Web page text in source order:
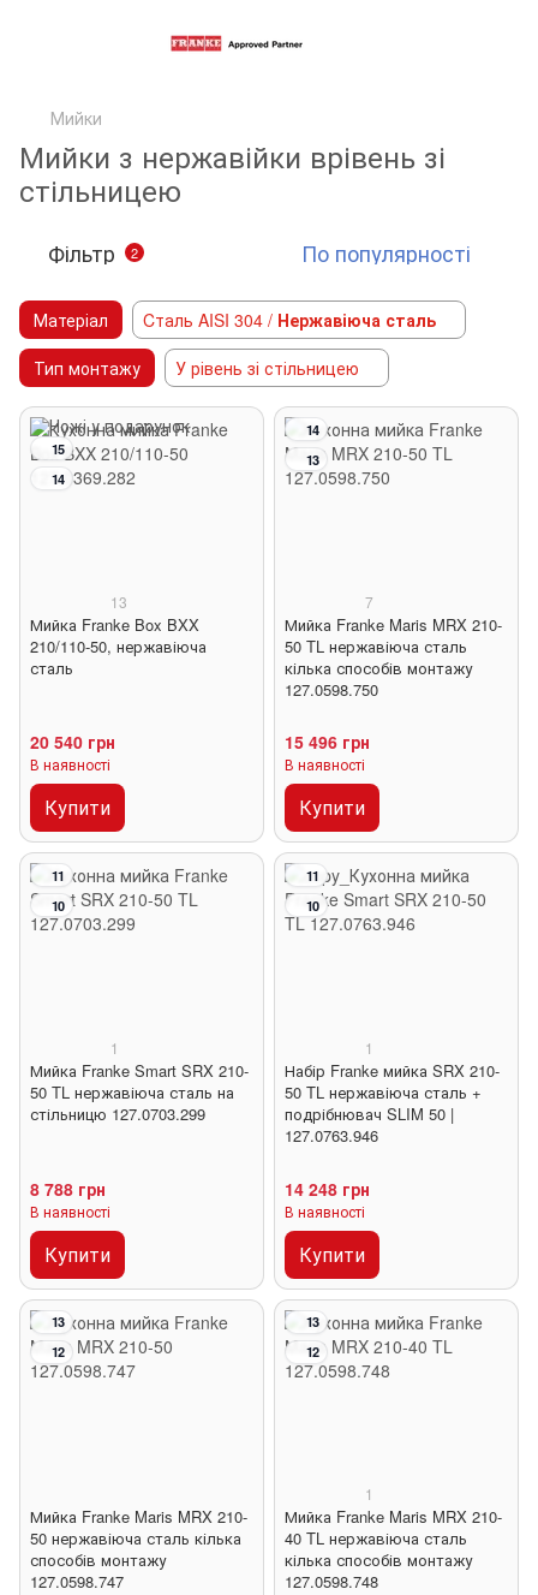
Мийки
Мийки з нержавійки врівень зі
стільницею
Фільтр 2 По популярності
Матеріал Cталь AISI 304 / Нержавіюча сталь
Тип монтажу
У рівень зі стільницею
15
14
13
Мийка Franke Box BXX
210/110-50, нержавіюча
сталь
20 540 грн
В наявності
Купити
14
13
7
Мийка Franke Maris MRX 210-
50 TL нержавіюча сталь
кілька способів монтажу
127.0598.750
15 496 грн
В наявності
Купити
11
10
1
Мийка Franke Smart SRX 210-
50 TL нержавіюча сталь на
стільницю 127.0703.299
8 788 грн
В наявності
Купити
11
10
1
Набір Franke мийка SRX 210-
50 TL нержавіюча сталь +
подрібнювач SLIM 50 |
127.0763.946
14 248 грн
В наявності
Купити
13
12
Мийка Franke Maris MRX 210-
50 нержавіюча сталь кілька
способів монтажу
127.0598.747
13
12
1
Мийка Franke Maris MRX 210-
40 TL нержавіюча сталь
кілька способів монтажу
127.0598.748